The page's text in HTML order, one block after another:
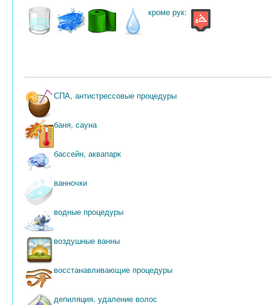
кроме рук:
СПА, антистрессовые процедуры
баня, сауна
бассейн, аквапарк
ванночки
водные процедуры
воздушные ванны
восстанавливающие процедуры
депиляция, удаление волос